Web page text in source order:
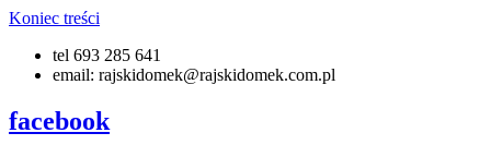
Koniec treści
tel 693 285 641
email: rajskidomek@rajskidomek.com.pl
facebook